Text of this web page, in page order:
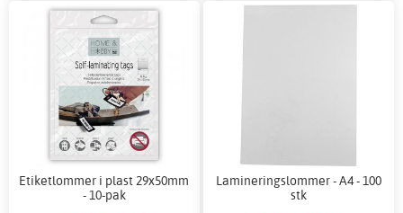
Etiketlommer i plast 29x50mm
- 10-pak
Lamineringslommer - A4 - 100
stk